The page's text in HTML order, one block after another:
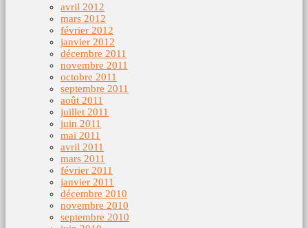
avril 2012
mars 2012
février 2012
janvier 2012
décembre 2011
novembre 2011
octobre 2011
septembre 2011
août 2011
juillet 2011
juin 2011
mai 2011
avril 2011
mars 2011
février 2011
janvier 2011
décembre 2010
novembre 2010
septembre 2010